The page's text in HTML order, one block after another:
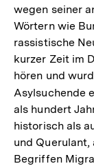
wegen seiner
Wörtern wie
rassistische
kurzer Zeit im
hören und
Asylsuchende
als hundert
historisch als
und
Begriffen